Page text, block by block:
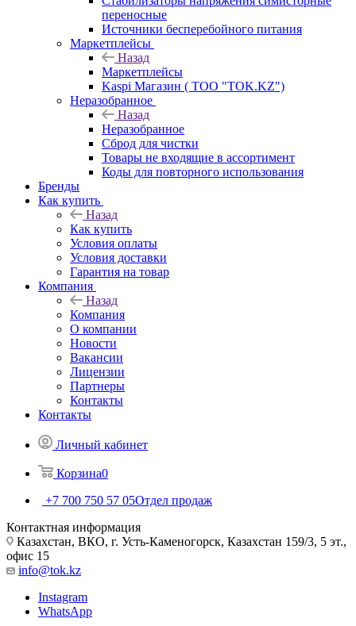
переносные
Источники бесперебойного питания
Маркетплейсы
Назад
Маркетплейсы
Kaspi Магазин ( ТОО "TOK.KZ")
Неразобранное
Назад
Неразобранное
Сброд для чистки
Товары не входящие в ассортимент
Коды для повторного использования
Бренды
Как купить
Назад
Как купить
Условия оплаты
Условия доставки
Гарантия на товар
Компания
Назад
Компания
О компании
Новости
Вакансии
Лицензии
Партнеры
Контакты
Контакты
Личный кабинет
Корзина0
+7 700 750 57 05Отдел продаж
Контактная информация
Казахстан, ВКО, г. Усть-Каменогорск, Казахстан 159/3, 5 эт.,
офис 15
info@tok.kz
Instagram
WhatsApp